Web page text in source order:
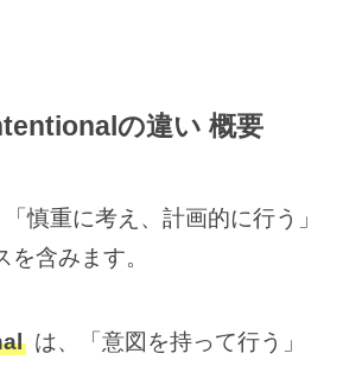
の違い 概要
慎重に考え、計画的に行う」
を含みます。
は、「意図を持って行う」